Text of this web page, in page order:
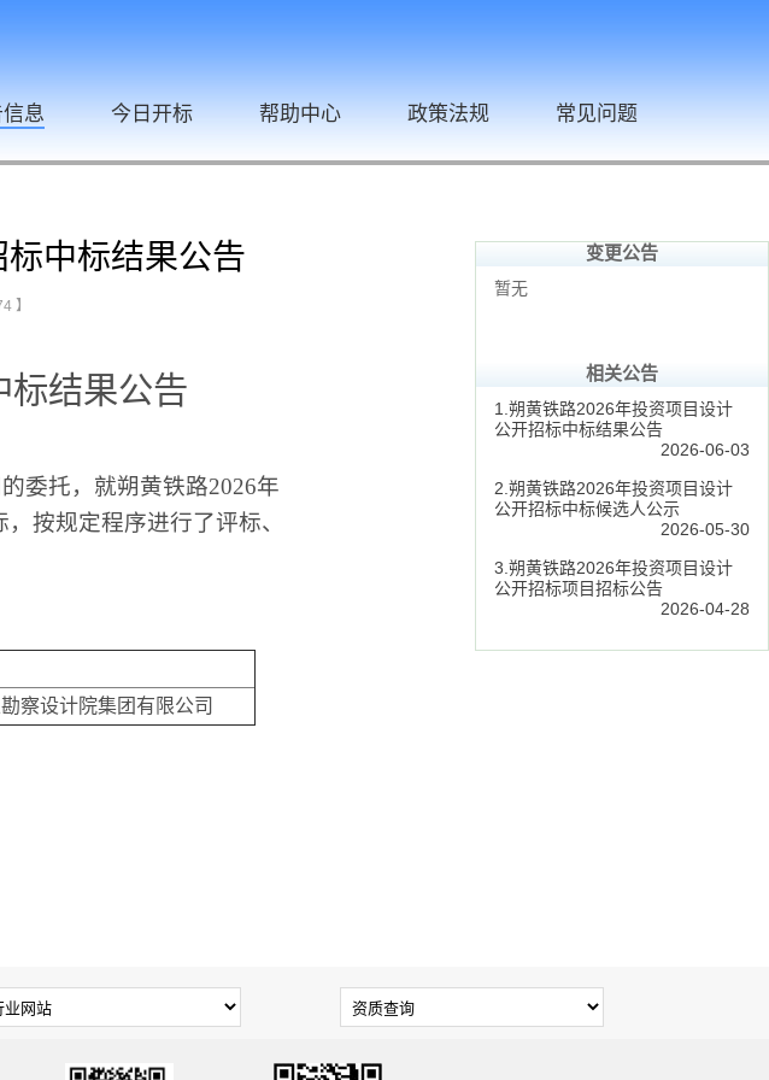
息 今日开标 帮助中心 政策法规 常见问题
变更公告
暂无
相关公告
1.朔黄铁路2026年投资项目设计
公开招标中标结果公告
2026-06-03
2.朔黄铁路2026年投资项目设计
公开招标中标候选人公示
2026-05-30
3.朔黄铁路2026年投资项目设计
公开招标项目招标公告
2026-04-28
中标结果公告
】
标结果公告
委托，就朔黄铁路2026年
按规定程序进行了评标、
察设计院集团有限公司